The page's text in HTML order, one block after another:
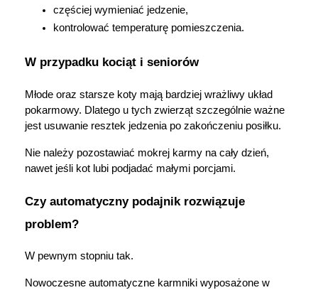
częściej wymieniać jedzenie,
kontrolować temperaturę pomieszczenia.
W przypadku kociąt i seniorów
Młode oraz starsze koty mają bardziej wrażliwy układ
pokarmowy. Dlatego u tych zwierząt szczególnie ważne
jest usuwanie resztek jedzenia po zakończeniu posiłku.
Nie należy pozostawiać mokrej karmy na cały dzień,
nawet jeśli kot lubi podjadać małymi porcjami.
Czy automatyczny podajnik rozwiązuje
problem?
W pewnym stopniu tak.
Nowoczesne automatyczne karmniki wyposażone w